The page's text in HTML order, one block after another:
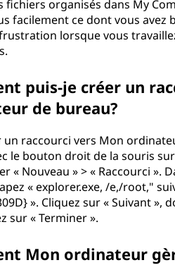
fichiers organisés dans My
facilement ce dont vous avez
lorsque vous
puis-je créer un
de bureau?
un raccourci vers Mon
le bouton droit de la souris
« Nouveau » > « Raccourci ».
« explorer.exe, /e,/root,"
». Cliquez sur « Suivant »,
sur « Terminer ».
Mon ordinateur